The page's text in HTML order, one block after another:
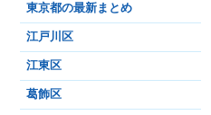
東京都の最新まとめ
江戸川区
江東区
葛飾区